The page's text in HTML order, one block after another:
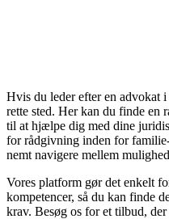
Hvis du leder efter en advokat
rette sted. Her kan du finde en
til at hjælpe dig med dine
for rådgivning inden for
nemt navigere mellem
Vores platform gør det enkelt
kompetencer, så du kan finde
krav. Besøg os for et tilbud,